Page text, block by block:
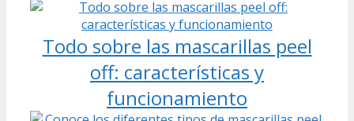
Todo sobre las mascarillas peel
off: características y
funcionamiento